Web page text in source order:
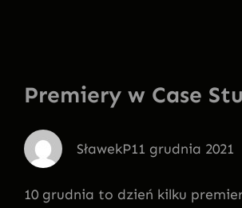
Premiery w Case
SławekP11 grudnia 2021
10 grudnia to dzień kilku